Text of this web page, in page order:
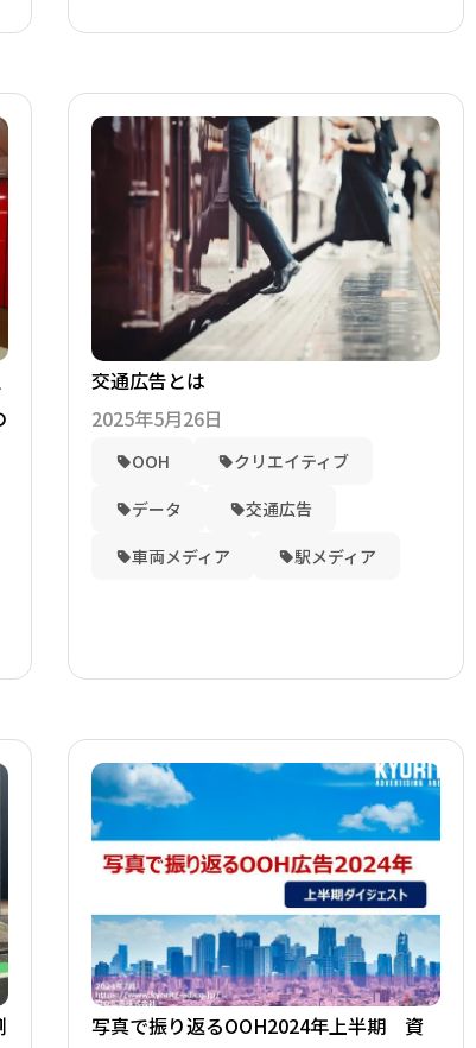
交通広告とは
2025年5月26日
OOH
クリエイティブ
データ
交通広告
車両メディア
駅メディア
写真で振り返るOOH2024年上半期 資